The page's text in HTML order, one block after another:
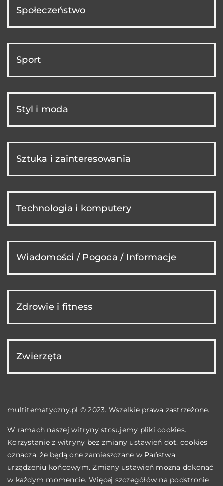
Społeczeństwo
Sport
Styl i moda
Sztuka i zainteresowania
Technologia i komputery
Wiadomości / Pogoda / Informacje
Zdrowie i fitness
Zwierzęta
multitematyczny.pl © 2023. Wszelkie prawa zastrzeżone.
W ramach naszej witryny stosujemy pliki cookies.
Korzystanie z witryny bez zmiany ustawień dot. cookies
oznacza, że będą one zamieszczane w Państwa
urządzeniu końcowym. Zmiany ustawień można dokonać
w każdym momencie. Więcej szczegółów na podstronie